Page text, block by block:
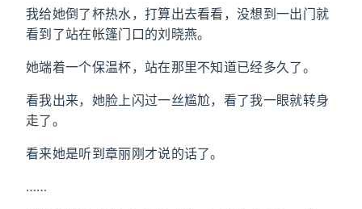
我给她倒了杯热水，打算出去看看，没想到一出门就
看到了站在帐篷门口的刘晓燕。
她端着一个保温杯，站在那里不知道已经多久了。
看我出来，她脸上闪过一丝尴尬，看了我一眼就转身
走了。
看来她是听到章丽刚才说的话了。
……